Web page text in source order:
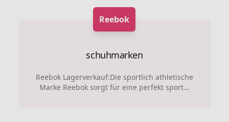
Reebok
schuhmarken
Reebok Lagerverkauf:Die sportlich athletische
Marke Reebok sorgt für eine perfekt sport...